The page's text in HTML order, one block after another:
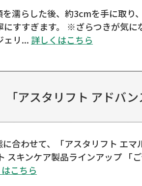
濡らした後、約3cmを手に取り
すすぎます。 ※ざらつきが気
ェリ... 詳しくはこちら
「アスタリフト アドバ
合わせて、「アスタリフト エ
キンケア製品ラインアップ 「
こちら